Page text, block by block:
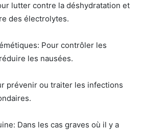
lutter contre la déshydratation et
des électrolytes.
Pour contrôler les
les nausées.
prévenir ou traiter les infections
Dans les cas graves où il y a